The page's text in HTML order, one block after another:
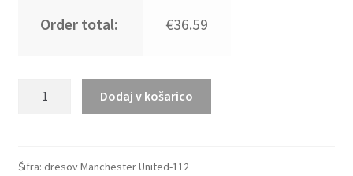
Order total: €36.59
Manchester
Dodaj v košarico
Šifra: dresov Manchester United-112